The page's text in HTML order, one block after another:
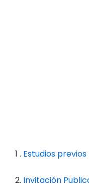
1 . Estudios previos
2. Invitación